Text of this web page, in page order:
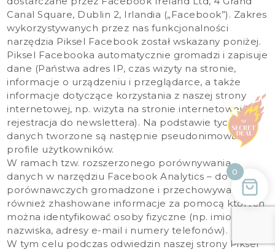
Canal Square, Dublin 2, Irlandia („Facebook”). Zakres
wykorzystywanych przez nas funkcjonalności
narzędzia Piksel Facebook został wskazany poniżej.
Piksel Facebooka automatycznie gromadzi i zapisuje
dane (Państwa adres IP, czas wizyty na stronie,
informacje o urządzeniu i przeglądarce, a także
informacje dotyczące korzystania z naszej strony
internetowej, np. wizyta na stronie internetowej lub
rejestracja do newslettera). Na podstawie tych
danych tworzone są następnie pseudonimowane
profile użytkowników.
W ramach tzw. rozszerzonego porównywania
danych w narzędziu Facebook Analytics – do celów
porównawczych gromadzone i przechowywane są
również zhashowane informacje za pomocą których
można identyfikować osoby fizyczne (np. imiona i
nazwiska, adresy e-mail i numery telefonów).
W tym celu podczas odwiedzin naszej strony Piksel
0